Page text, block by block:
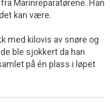
Marinreparatørene. Han
kan være.
med kilovis av snøre og
ble sjokkert da han
på én plass i løpet